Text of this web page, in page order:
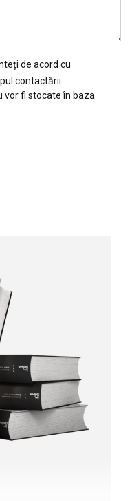
de acord cu
contactării
vor fi stocate în baza